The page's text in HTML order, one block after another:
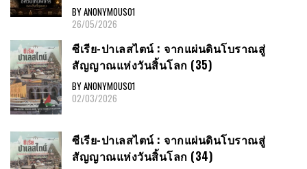
BY ANONYMOUS01
26/05/2026
ซีเรีย​-ปาเลสไตน์​ : จากแผ่นดินโบราณสู่
สัญญาณ​แห่งวันสิ้นโลก​ (35)
BY ANONYMOUS01
02/03/2026
ซีเรีย​-ปาเลสไตน์​ : จากแผ่นดินโบราณสู่
สัญญาณ​แห่งวันสิ้นโลก​ (34)